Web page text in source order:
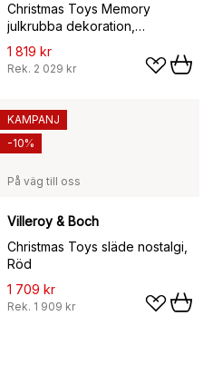
Christmas Toys Memory
julkrubba dekoration,
27x16x16 cm
1 819 kr
Rek. 2 029 kr
På väg till oss
Villeroy & Boch
Christmas Toys släde nostalgi,
Röd
1 709 kr
Rek. 1 909 kr
KAMPANJ
-10%